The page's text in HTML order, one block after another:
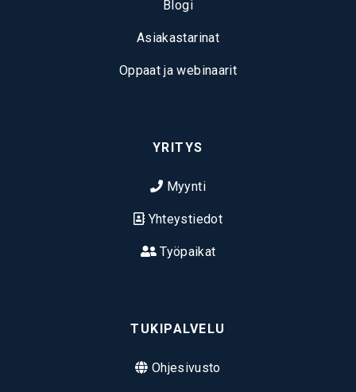
Blogi
Asiakastarinat
Oppaat ja webinaarit
YRITYS
Myynti
Yhteystiedot
Työpaikat
TUKIPALVELU
Ohjesivusto